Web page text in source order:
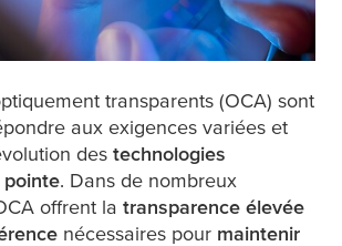
transparents (OCA) sont
aux exigences variées et
des technologies
. Dans de nombreux
offrent la transparence élevée
nécessaires pour maintenir